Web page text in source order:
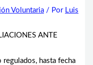
Voluntaria/ Por Luis
hasta fecha